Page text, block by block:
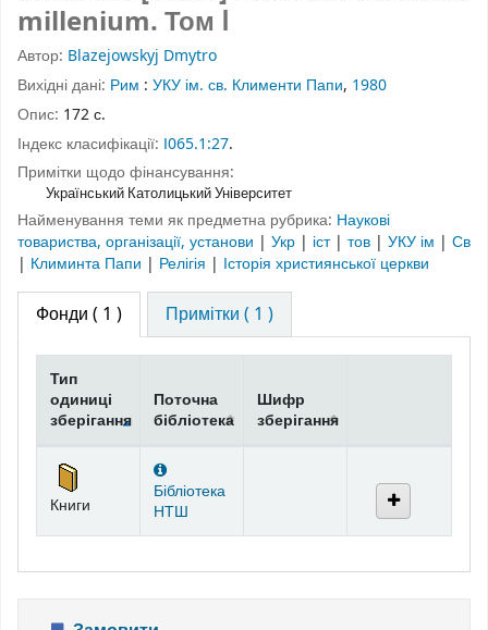
millenium.Том Ⅰ
Автор: Blazejowskyj Dmytro
Вихідні дані: Рим : УКУ ім. св. Клименти Папи, 1980
Опис: 172 с.
Індекс класифікації: І065.1:27.
Примітки щодо фінансування:
Український Католицький Університет
Найменування теми як предметна рубрика: Наукові
товариства, організації, установи | Укр | іст | тов | УКУ ім | Св
| Климинта Папи | Релігія | Історія християнської церкви
Фонди ( 1 ) Примітки ( 1 )
Фонди
Тип
одиниці
зберігання
Поточна
бібліотека
Шифр
зберігання
Книги
Бібліотека
НТШ